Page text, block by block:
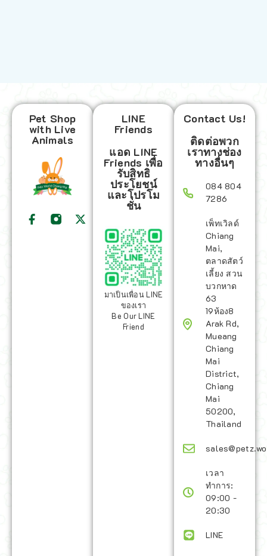
Pet Shop
with Live
Animals
LINE
Friends
แอด LINE
Friends เพื่อ
รับสิทธิ
ประโยชน์
และโปรโม
ชั่น
มาเป็นเพื่อน LINE
ของเรา
Be Our LINE
Friend
Contact Us!
ติดต่อพวก
เราทางช่อง
ทางอื่นๆ
084 804
7286
เพ็ทเวิลด์
Chiang
Mai,
ตลาดสัตว์
เลี้ยง สวน
บวกหาด
63
19ห้อง8
Arak Rd,
Mueang
Chiang
Mai
District,
Chiang
Mai
50200,
Thailand
เวลา
ทำการ:
09:00 -
20:30
LINE